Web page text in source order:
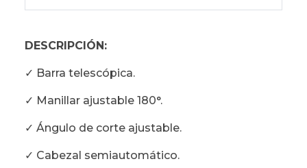
DESCRIPCIÓN:
✓ Barra telescópica.
✓ Manillar ajustable 180°.
✓ Ángulo de corte ajustable.
✓ Cabezal semiautomático.